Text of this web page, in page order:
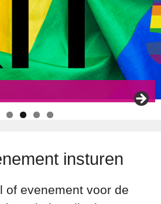
insturen
of evenement voor de